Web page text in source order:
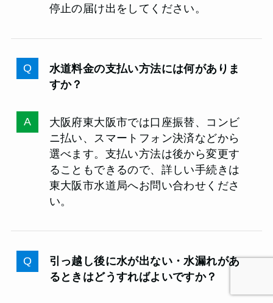
停止の届け出をしてください。
水道料金の支払い方法には何がありま
すか？
大阪府東大阪市では口座振替、コンビ
ニ払い、スマートフォン決済などから
選べます。支払い方法は後から変更す
ることもできるので、詳しい手続きは
東大阪市水道局へお問い合わせくださ
い。
引っ越し後に水が出ない・水漏れがあ
るときはどうすればよいですか？